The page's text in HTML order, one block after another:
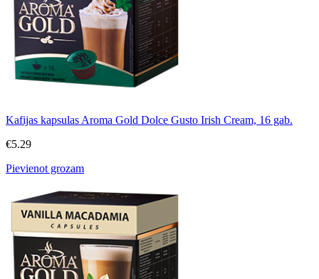
Kafijas kapsulas Aroma Gold Dolce Gusto Irish Cream, 16 gab.
€5.29
Pievienot grozam